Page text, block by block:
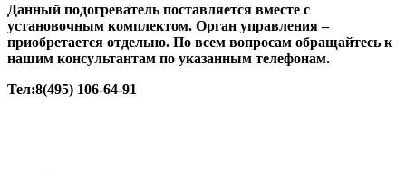
Данный подогреватель поставляется вместе с
установочным комплектом. Орган управления –
приобретается отдельно. По всем вопросам обращайтесь к
нашим консультантам по указанным телефонам.
Тел:8(495) 106-64-91